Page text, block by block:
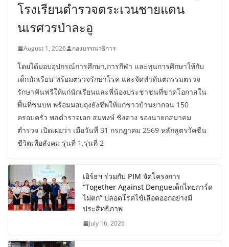
โรงเรียนตำรวจตระเวนชายแดน
นเรศวรป่าละอู
August 1, 2026 กองบรรณาธิการ
โดยได้มอบอุปกรณ์การศึกษา,การกีฬา และทุนการศึกษาให้กับ
เด็กนักเรียน พร้อมตรวจรักษาโรค และจัดทำทันตกรรมตรวจ
รักษาฟันฟรีให้แก่นักเรียนและพี่น้องประชาชนที่ขาดโอกาสใน
พื้นที่ชนบท พร้อมมอบถุงยังชีพให้แก่ชาวบ้านยากจน 150
ครอบครัว พลตำรวจเอก สมพงษ์ ชิงดวง รองนายกสมาคม
ตำรวจ เปิดเผยว่า เมื่อวันที่ 31 กรกฎาคม 2569 หลักสูตรวัคซีน
ชีวิตเพื่อสังคม รุ่นที่ 1,รุ่นที่ 2
เอิร์ธฯ ร่วมกับ PIM จัดโครงการ
“Together Against Dengueเด็กไทยการ์ด
ไม่ตก” ปลอดโรคไข้เลือดออกอย่างมี
ประสิทธิภาพ
July 16, 2026